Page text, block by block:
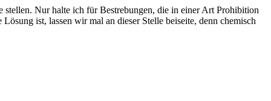
Nur halte ich für Bestrebungen, die in einer Art Prohibition
ist, lassen wir mal an dieser Stelle beiseite, denn chemisch